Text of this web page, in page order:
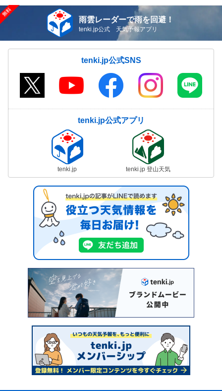
雨雲レーダーで雨を回避！
tenki.jp公式 天気予報アプリ
tenki.jp公式SNS
tenki.jp公式アプリ
tenki.jp tenki.jp 登山天気